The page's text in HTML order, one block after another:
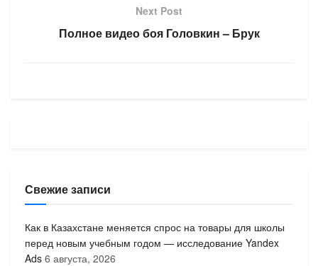
Next Post
Полное видео боя Головкин – Брук
Свежие записи
Как в Казахстане меняется спрос на товары для школы
перед новым учебным годом — исследование Yandex
Ads 6 августа, 2026